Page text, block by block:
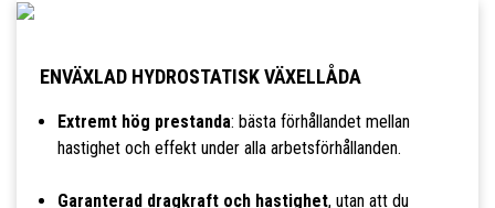
ENVÄXLAD HYDROSTATISK VÄXELLÅDA
Extremt hög prestanda: bästa förhållandet mellan
hastighet och effekt under alla arbetsförhållanden.
Garanterad dragkraft och hastighet, utan att du